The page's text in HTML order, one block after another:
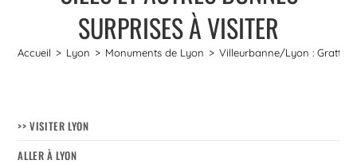
SURPRISES À VISITER
Accueil > Lyon > Monuments de Lyon > Villeurbanne/Lyon : Gratte-
>> VISITER LYON
ALLER À LYON